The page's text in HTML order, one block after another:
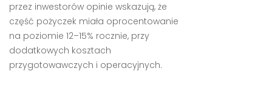
przez inwestorów opinie wskazują, że
część pożyczek miała oprocentowanie
na poziomie 12–15% rocznie, przy
dodatkowych kosztach
przygotowawczych i operacyjnych.